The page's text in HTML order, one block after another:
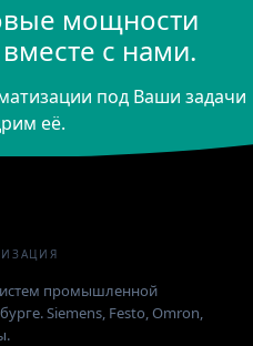
мощности
с нами.
под Ваши задачи
её.
промышленной
Siemens, Festo, Omron,